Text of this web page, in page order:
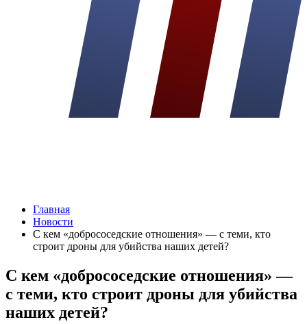
Главная
Новости
С кем «добрососедские отношения» — с теми, кто
строит дроны для убийства наших детей?
С кем «добрососедские отношения» —
с теми, кто строит дроны для убийства
наших детей?